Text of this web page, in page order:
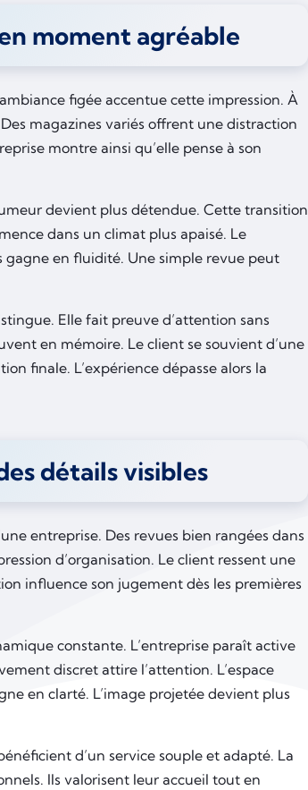
moment agréable
figée accentue cette impression. À
magazines variés offrent une distraction
montre ainsi qu’elle pense à son
devient plus détendue. Cette transition
dans un climat plus apaisé. Le
en fluidité. Une simple revue peut
Elle fait preuve d’attention sans
en mémoire. Le client se souvient d’une
finale. L’expérience dépasse alors la
détails visibles
entreprise. Des revues bien rangées dans
d’organisation. Le client ressent une
influence son jugement dès les premières
constante. L’entreprise paraît active
discret attire l’attention. L’espace
en clarté. L’image projetée devient plus
d’un service souple et adapté. La
Ils valorisent leur accueil tout en